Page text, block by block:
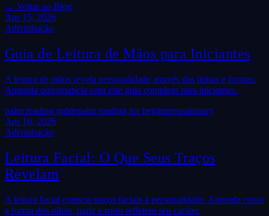
← Voltar ao Blog
Apr 15, 2026
Adivinhação
Guia de Leitura de Mãos para Iniciantes
A leitura de mãos revela personalidade através das linhas e formas.
Aprenda quiromancia com este guia completo para iniciantes.
palm reading guidepalm reading for beginnerspalmistry
Apr 16, 2026
Adivinhação
Leitura Facial: O Que Seus Traços
Revelam
A leitura facial conecta traços faciais à personalidade. Aprenda como
a forma dos olhos, nariz e rosto refletem seu caráter.